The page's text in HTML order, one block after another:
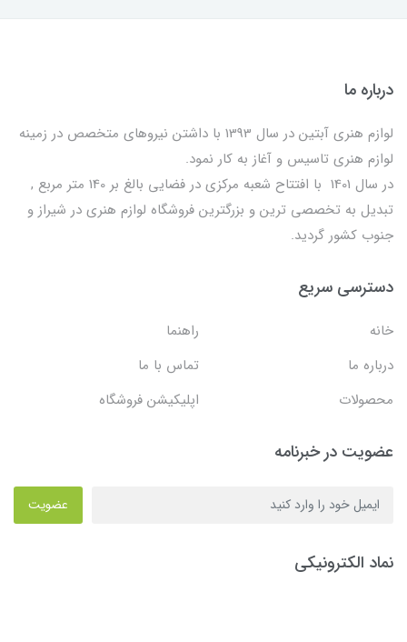
درباره ما
لوازم هنری آبتین در سال 1393 با داشتن نیروهای متخصص در زمینه
لوازم هنری تاسیس و آغاز به کار نمود.
در سال 1401 با افتتاح شعبه مرکزی در فضایی بالغ بر 140 متر مربع ,
تبدیل به تخصصی ترین و بزرگترین فروشگاه لوازم هنری در شیراز و
جنوب کشور گردید.
دسترسی سریع
خانه
راهنما
درباره ما
تماس با ما
محصولات
اپلیکیشن فروشگاه
عضویت در خبرنامه
عضویت
نماد الکترونیکی